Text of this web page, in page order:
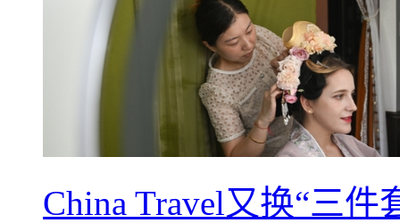
China Travel又换“三